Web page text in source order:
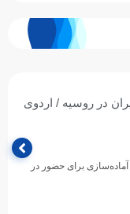
در روسیه / اردوی
آماده‌سازی برای حضور در